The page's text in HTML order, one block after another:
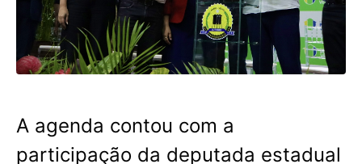
A agenda contou com a
participação da deputada estadual